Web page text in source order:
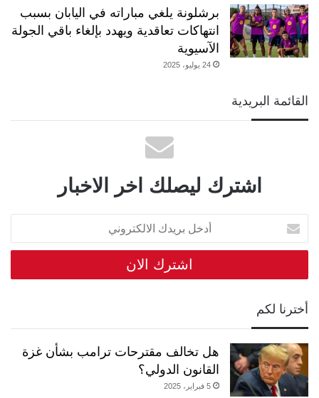
برشلونة يلغي مباراته في اليابان بسبب
انتهاكات تعاقدية ويهدد بإلغاء باقي الجولة
الآسيوية
24 يوليو، 2025
القائمة البريدية
اشترك ليصلك اخر الاخبار
أدخل
بريدك
الالكتروني
أخترنا لكم
هل تخالف مقترحات ترامب بشأن غزة
القانون الدولي؟
5 فبراير، 2025